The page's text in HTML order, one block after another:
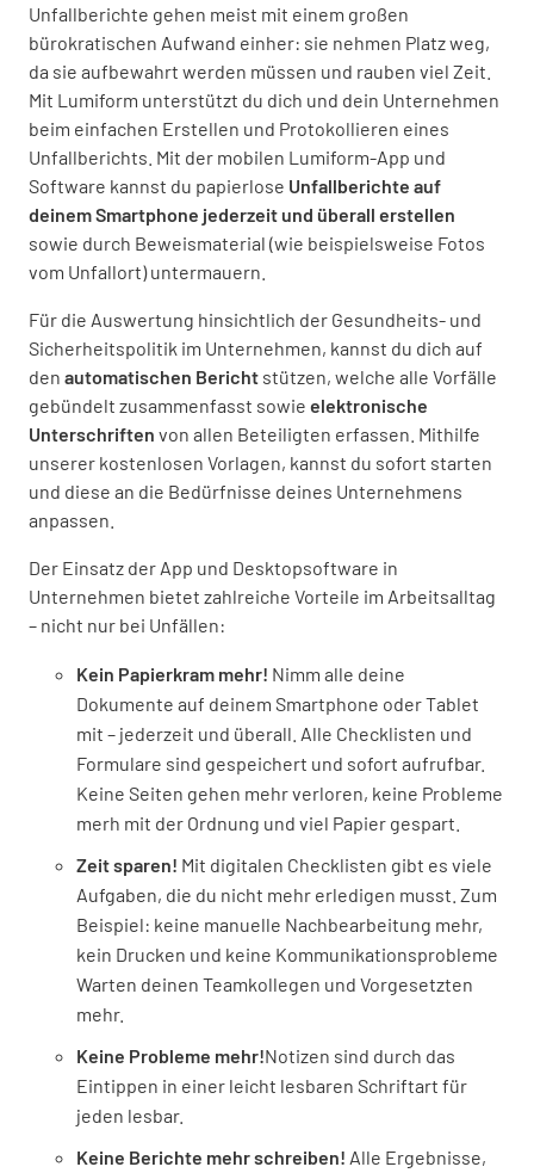
Unfallberichte gehen meist mit einem großen
bürokratischen Aufwand einher: sie nehmen Platz weg,
da sie aufbewahrt werden müssen und rauben viel Zeit.
Mit Lumiform unterstützt du dich und dein Unternehmen
beim einfachen Erstellen und Protokollieren eines
Unfallberichts. Mit der mobilen Lumiform-App und
Software kannst du papierlose Unfallberichte auf
deinem Smartphone jederzeit und überall erstellen
sowie durch Beweismaterial (wie beispielsweise Fotos
vom Unfallort) untermauern.
Für die Auswertung hinsichtlich der Gesundheits- und
Sicherheitspolitik im Unternehmen, kannst du dich auf
den automatischen Bericht stützen, welche alle Vorfälle
gebündelt zusammenfasst sowie elektronische
Unterschriften von allen Beteiligten erfassen. Mithilfe
unserer kostenlosen Vorlagen, kannst du sofort starten
und diese an die Bedürfnisse deines Unternehmens
anpassen.
Der Einsatz der App und Desktopsoftware in
Unternehmen bietet zahlreiche Vorteile im Arbeitsalltag
– nicht nur bei Unfällen:
Kein Papierkram mehr! Nimm alle deine
Dokumente auf deinem Smartphone oder Tablet
mit – jederzeit und überall. Alle Checklisten und
Formulare sind gespeichert und sofort aufrufbar.
Keine Seiten gehen mehr verloren, keine Probleme
merh mit der Ordnung und viel Papier gespart.
Zeit sparen! Mit digitalen Checklisten gibt es viele
Aufgaben, die du nicht mehr erledigen musst. Zum
Beispiel: keine manuelle Nachbearbeitung mehr,
kein Drucken und keine Kommunikationsprobleme
Warten deinen Teamkollegen und Vorgesetzten
mehr.
Keine Probleme mehr!Notizen sind durch das
Eintippen in einer leicht lesbaren Schriftart für
jeden lesbar.
Keine Berichte mehr schreiben! Alle Ergebnisse,